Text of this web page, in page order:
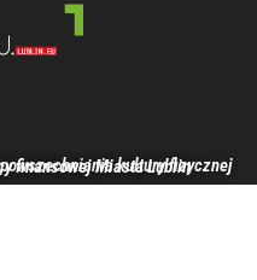
realizowane jest przy pomocy finansowej Miasta Lublin